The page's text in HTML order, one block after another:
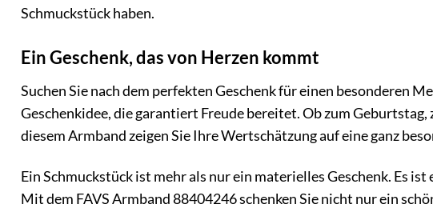
Schmuckstück haben.
Ein Geschenk, das von Herzen kommt
Suchen Sie nach dem perfekten Geschenk für einen besonderen
Geschenkidee, die garantiert Freude bereitet. Ob zum
diesem Armband zeigen Sie Ihre Wertschätzung auf eine ganz
Ein Schmuckstück ist mehr als nur ein materielles Geschenk. Es
Mit dem FAVS Armband 88404246 schenken Sie nicht nur ein